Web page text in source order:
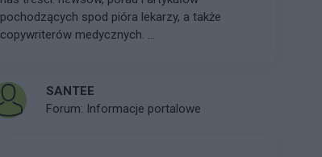
pochodzących spod pióra lekarzy, a także
copywriterów medycznych. ...
SANTEE
Forum: Informacje portalowe